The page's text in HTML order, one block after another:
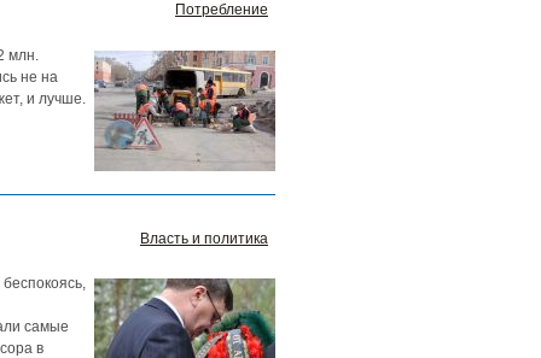
Потребление
млн.
не на
и лучше.
Власть и политика
самые
в